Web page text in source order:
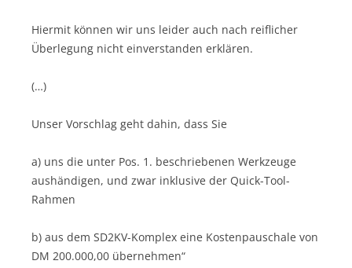
Hiermit können wir uns leider auch nach reiflicher
Überlegung nicht einverstanden erklären.
(…)
Unser Vorschlag geht dahin, dass Sie
a) uns die unter Pos. 1. beschriebenen Werkzeuge
aushändigen, und zwar inklusive der Quick-Tool-
Rahmen
b) aus dem SD2KV-Komplex eine Kostenpauschale von
DM 200.000,00 übernehmen“